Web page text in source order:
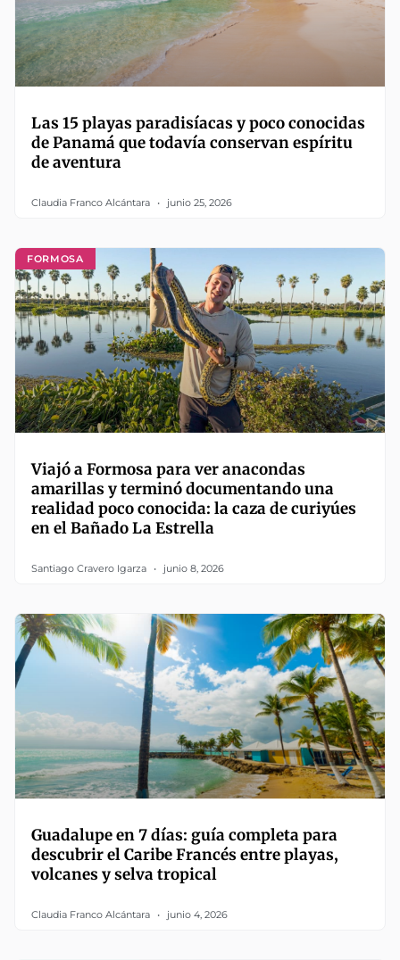
Las 15 playas paradisíacas y poco conocidas
de Panamá que todavía conservan espíritu
de aventura
Claudia Franco Alcántara junio 25, 2026
FORMOSA
Viajó a Formosa para ver anacondas
amarillas y terminó documentando una
realidad poco conocida: la caza de curiyúes
en el Bañado La Estrella
Santiago Cravero Igarza junio 8, 2026
Guadalupe en 7 días: guía completa para
descubrir el Caribe Francés entre playas,
volcanes y selva tropical
Claudia Franco Alcántara junio 4, 2026